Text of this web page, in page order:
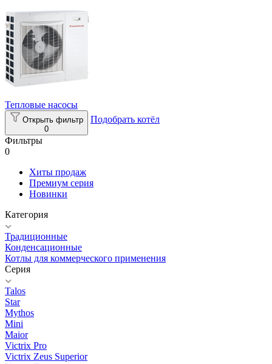
Тепловые насосы
Открыть фильтр
0
Подобрать котёл
Фильтры
0
Хиты продаж
Премиум серия
Новинки
Категория
Традиционные
Конденсационные
Котлы для коммерческого применения
Серия
Talos
Star
Mythos
Mini
Maior
Victrix Pro
Victrix Zeus Superior